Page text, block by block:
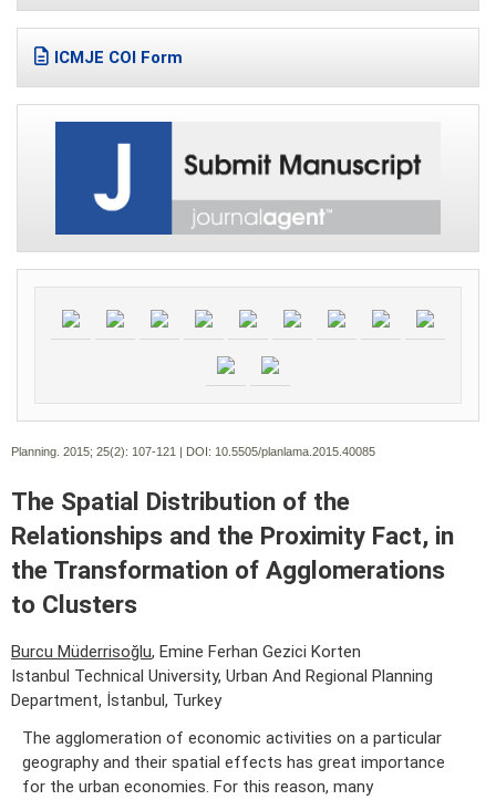
ICMJE COI Form
Planning. 2015; 25(2): 107-121 | DOI: 10.5505/planlama.2015.40085
The Spatial Distribution of the
Relationships and the Proximity Fact, in
the Transformation of Agglomerations
to Clusters
Burcu Müderrisoğlu, Emine Ferhan Gezici Korten
Istanbul Technical University, Urban And Regional Planning
Department, İstanbul, Turkey
The agglomeration of economic activities on a particular
geography and their spatial effects has great importance
for the urban economies. For this reason, many